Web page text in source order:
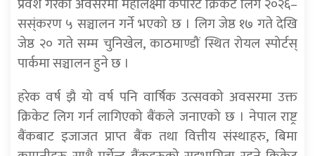
सस्ंकरण ५ सञ्चालन गर्ने भएको छ । लिग जेष्ठ १७ गते देखि
जेष्ठ २० गते सम्म चुनिखेल, काठमाण्डौं स्थित रोयल स्पोर्टस्
पार्कमा सञ्चालन हुने छ ।
हरेक वर्ष झै यो वर्ष पनि वार्षिक उत्सवको अवसरमा उक्त
क्रिकेट लिग गर्न लागिएको बैंकले जनाएको छ । नेपाल राष्ट्र
बैंकबाट इजाजत प्राप्त बैंक तथा वित्तीय संस्थाहरु, बिमा